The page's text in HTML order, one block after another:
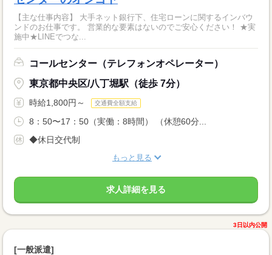
【主な仕事内容】 大手ネット銀行下、住宅ローンに関するインバウ
ンドのお仕事です。 営業的な要素はないのでご安心ください！ ★実
施中★LINEでつな...
コールセンター（テレフォンオペレーター）
東京都中央区/八丁堀駅（徒歩 7分）
時給1,800円～ 交通費全額支給
8：50〜17：50（実働：8時間） （休憩60分...
◆休日交代制
もっと見る
求人詳細を見る
3日以内公開
[一般派遣]